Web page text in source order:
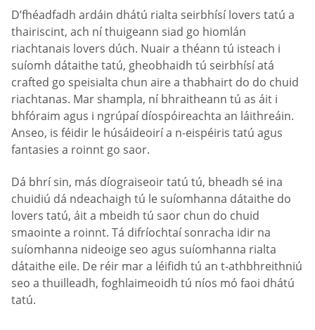
D’fhéadfadh ardáin dhátú rialta seirbhísí lovers tatú a
thairiscint, ach ní thuigeann siad go hiomlán
riachtanais lovers dúch. Nuair a théann tú isteach i
suíomh dátaithe tatú, gheobhaidh tú seirbhísí atá
crafted go speisialta chun aire a thabhairt do do chuid
riachtanas. Mar shampla, ní bhraitheann tú as áit i
bhfóraim agus i ngrúpaí díospóireachta an láithreáin.
Anseo, is féidir le húsáideoirí a n-eispéiris tatú agus
fantasies a roinnt go saor.
Dá bhrí sin, más díograiseoir tatú tú, bheadh sé ina
chuidiú dá ndeachaigh tú le suíomhanna dátaithe do
lovers tatú, áit a mbeidh tú saor chun do chuid
smaointe a roinnt. Tá difríochtaí sonracha idir na
suíomhanna nideoige seo agus suíomhanna rialta
dátaithe eile. De réir mar a léifidh tú an t-athbhreithniú
seo a thuilleadh, foghlaimeoidh tú níos mó faoi dhátú
tatú.